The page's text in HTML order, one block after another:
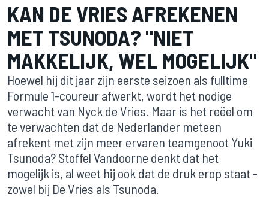
KAN DE VRIES AFREKENEN
MET TSUNODA? "NIET
MAKKELIJK, WEL MOGELIJK"
Hoewel hij dit jaar zijn eerste seizoen als fulltime
Formule 1-coureur afwerkt, wordt het nodige
verwacht van Nyck de Vries. Maar is het reëel om
te verwachten dat de Nederlander meteen
afrekent met zijn meer ervaren teamgenoot Yuki
Tsunoda? Stoffel Vandoorne denkt dat het
mogelijk is, al weet hij ook dat de druk erop staat -
zowel bij De Vries als Tsunoda.